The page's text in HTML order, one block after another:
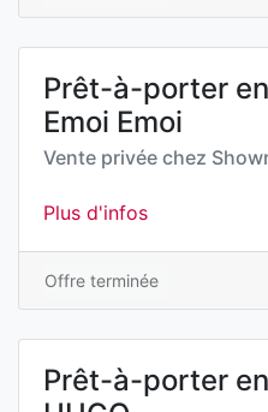
Prêt-à-porter
Emoi Emoi
Vente privée chez
Plus d'infos
Offre terminée
Prêt-à-porter